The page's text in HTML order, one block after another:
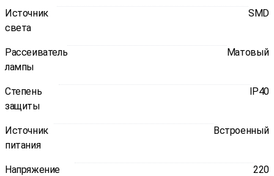
Источник
света
SMD
Рассеиватель
лампы
Матовый
Степень
защиты
IP40
Источник
питания
Встроенный
Напряжение
220